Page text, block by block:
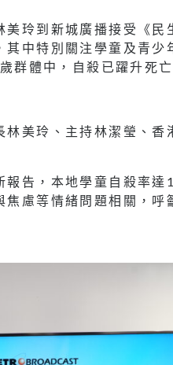
玲到新城廣播接受《民
中特別關注學童及青少
群體中，自殺已躍升死亡
美玲、主持林潔瑩、香
告，本地學童自殺率達
慮等情緒問題相關，呼